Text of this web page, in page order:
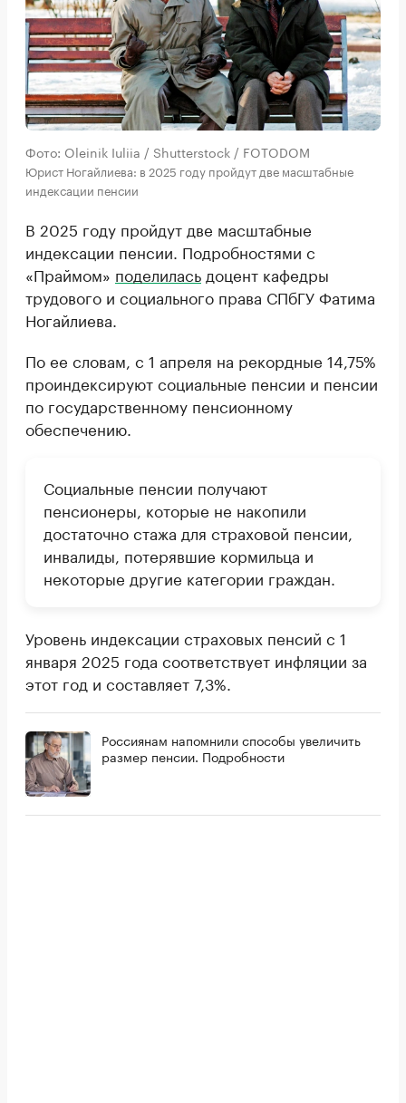
Фото: Oleinik Iuliia / Shutterstock / FOTODOM
Юрист Ногайлиева: в 2025 году пройдут две масштабные
индексации пенсии
В 2025 году пройдут две масштабные
индексации пенсии. Подробностями с
«Праймом» поделилась доцент кафедры
трудового и социального права СПбГУ Фатима
Ногайлиева.
По ее словам, с 1 апреля на рекордные 14,75%
проиндексируют социальные пенсии и пенсии
по государственному пенсионному
обеспечению.
Социальные пенсии получают
пенсионеры, которые не накопили
достаточно стажа для страховой пенсии,
инвалиды, потерявшие кормильца и
некоторые другие категории граждан.
Уровень индексации страховых пенсий с 1
января 2025 года соответствует инфляции за
этот год и составляет 7,3%.
Россиянам напомнили способы увеличить
размер пенсии. Подробности